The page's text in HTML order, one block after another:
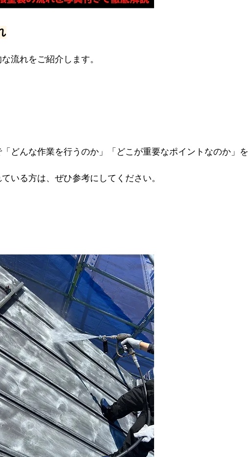
流れをご紹介します。
どんな作業を行うのか」「どこが重要なポイントなのか」を
いる方は、ぜひ参考にしてください。